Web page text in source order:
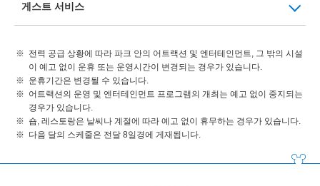
게스트 서비스
전력 공급 상황에 따라 파크 안의 어트랙션 및 엔터테인먼트, 그 밖의 시설
이 예고 없이 운휴 또는 운영시간이 변경되는 경우가 있습니다.
운휴기간은 변경될 수 있습니다.
어트랙션의 운영 및 엔터테인먼트 프로그램의 개최는 예고 없이 중지되는
경우가 있습니다.
숍, 레스토랑은 날씨나 계절에 따라 예고 없이 휴무하는 경우가 있습니다.
다음 달의 스케줄은 전달 8일경에 게재됩니다.